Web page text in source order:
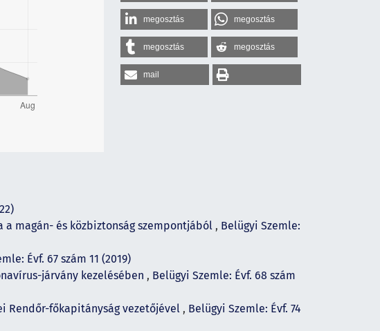
megosztás megosztás
megosztás megosztás
mail
magán- és közbiztonság szempontjából , Belügyi Szemle:
Évf. 67 szám 11 (2019)
járvány kezelésében , Belügyi Szemle: Évf. 68 szám
Rendőr-főkapitányság vezetőjével , Belügyi Szemle: Évf. 74